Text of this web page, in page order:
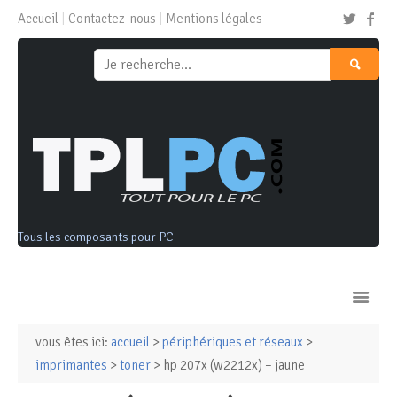
Accueil Contactez-nous Mentions légales
Tous les composants pour PC
Ordinateurs & Tablettes
Composants
vous êtes ici: accueil > périphériques et réseaux >
imprimantes > toner > hp 207x (w2212x) – jaune